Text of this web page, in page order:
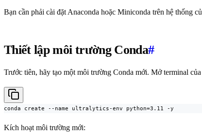
Bạn cần phải cài đặt Anaconda hoặc Miniconda trên hệ thống
Thiết lập môi trường Conda#
Trước tiên, hãy tạo một môi trường Conda mới. Mở terminal của
conda create --name ultralytics-env python=3.11 -y
Kích hoạt môi trường mới: